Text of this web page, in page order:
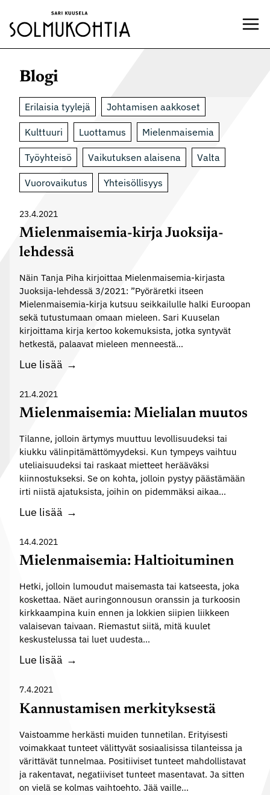
sisältöön
Blogi
Erilaisia tyylejä Johtamisen aakkoset
Kulttuuri Luottamus Mielenmaisemia
Työyhteisö Vaikutuksen alaisena Valta
Vuorovaikutus Yhteisöllisyys
Mielenmaisemia-kirja Juoksija-
lehdessä
23.4.2021
Näin Tanja Piha kirjoittaa Mielenmaisemia-kirjasta
Juoksija-lehdessä 3/2021: ”Pyöräretki itseen
Mielenmaisemia-kirja kutsuu seikkailulle halki Euroopan
sekä tutustumaan omaan mieleen. Sari Kuuselan
kirjoittama kirja kertoo kokemuksista, jotka syntyvät
hetkestä, palaavat mieleen menneestä…
Lue lisää M
l
n
m
a
i
e
a
-
k
i
r
j
a
o
s
i
j
a
Mielenmaisemia: Mielialan muutos
21.4.2021
Tilanne, jolloin ärtymys muuttuu levollisuudeksi tai
kiukku välinpitämättömyydeksi. Kun tympeys vaihtuu
uteliaisuudeksi tai raskaat mietteet herääväksi
kiinnostukseksi. Se on kohta, jolloin pystyy päästämään
irti niistä ajatuksista, joihin on pidemmäksi aikaa…
Lue lisää M
l
n
m
a
i
e
a
:
M
i
e
Mielenmaisemia: Haltioituminen
14.4.2021
Hetki, jolloin lumoudut maisemasta tai katseesta, joka
koskettaa. Näet auringonnousun oranssin ja turkoosin
kirkkaampina kuin ennen ja lokkien siipien liikkeen
valaisevan taivaan. Riemastut siitä, mitä kuulet
keskustelussa tai luet uudesta…
Lue lisää M
l
n
m
a
Kannustamisen merkityksestä
7.4.2021
Vaistoamme herkästi muiden tunnetilan. Erityisesti
voimakkaat tunteet välittyvät sosiaalisissa tilanteissa ja
värittävät tunnelmaa. Positiiviset tunteet mahdollistavat
ja rakentavat, negatiiviset tunteet masentavat. Ja sitten
on vielä se kolmas vaihtoehto. Jää vaille…